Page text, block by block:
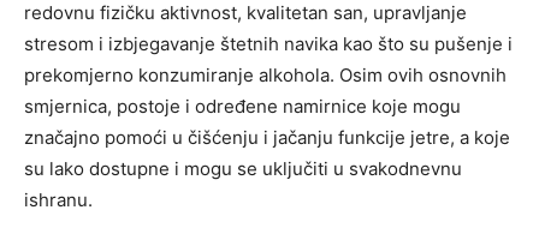
redovnu fizičku aktivnost, kvalitetan san, upravljanje
stresom i izbjegavanje štetnih navika kao što su pušenje i
prekomjerno konzumiranje alkohola. Osim ovih osnovnih
smjernica, postoje i određene namirnice koje mogu
značajno pomoći u čišćenju i jačanju funkcije jetre, a koje
su lako dostupne i mogu se uključiti u svakodnevnu
ishranu.